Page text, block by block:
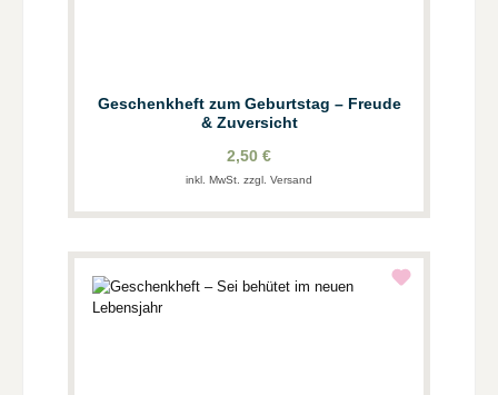
Geschenkheft zum Geburtstag – Freude
& Zuversicht
2,50 €
inkl. MwSt. zzgl. Versand